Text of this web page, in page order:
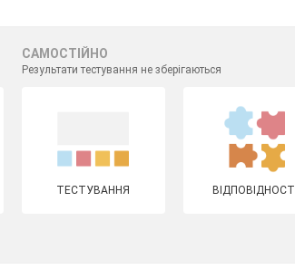
САМОСТІЙНО
Результати тестування не зберігаються
ТЕСТУВАННЯ ВІДПОВІДНОСТІ